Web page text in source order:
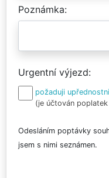
Poznámka
Urgentní výjezd
požaduji
(je účtován
Odesláním poptávky
jsem s nimi seznámen.